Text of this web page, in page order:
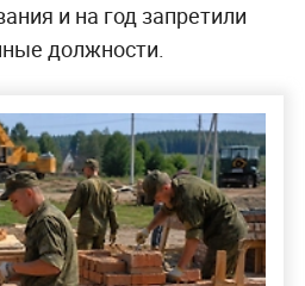
и на год запретили
должности.